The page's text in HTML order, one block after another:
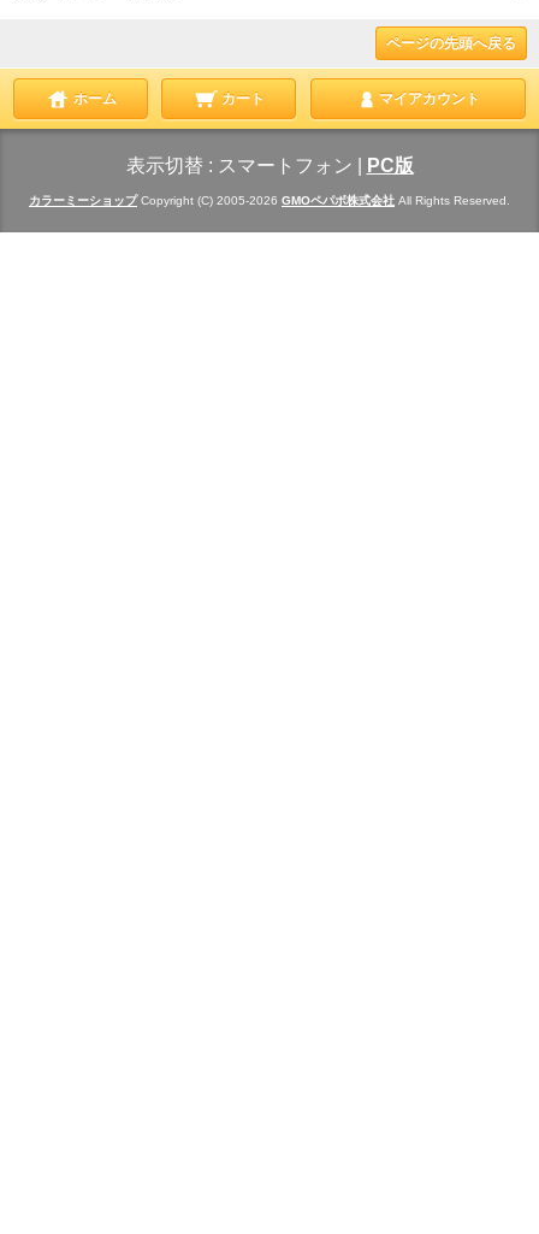
ページの先頭へ戻る
ホーム カート マイアカウント
表示切替 : スマートフォン PC版
カラーミーショップCopyright (C) 2005-2026 GMOペパボ株式会社 All Rights Reserved.